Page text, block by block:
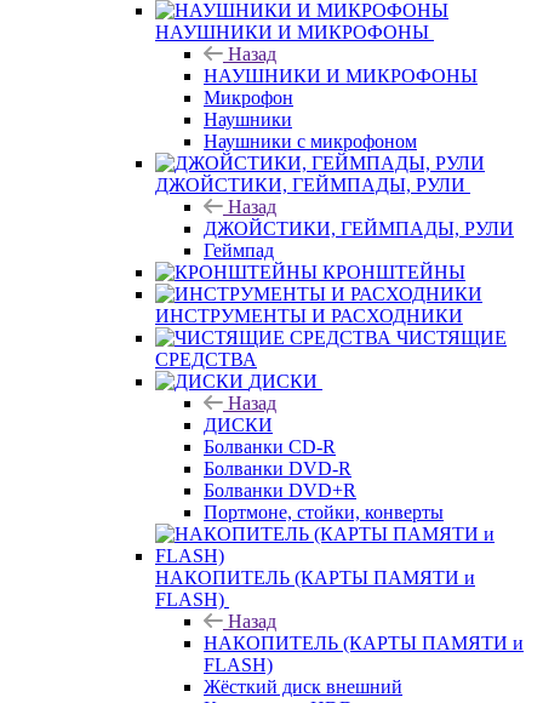
НАУШНИКИ И МИКРОФОНЫ
Назад
НАУШНИКИ И МИКРОФОНЫ
Микрофон
Наушники
Наушники с микрофоном
ДЖОЙСТИКИ, ГЕЙМПАДЫ, РУЛИ
Назад
ДЖОЙСТИКИ, ГЕЙМПАДЫ, РУЛИ
Геймпад
КРОНШТЕЙНЫ
ИНСТРУМЕНТЫ И РАСХОДНИКИ
ЧИСТЯЩИЕ
СРЕДСТВА
ДИСКИ
Назад
ДИСКИ
Болванки CD-R
Болванки DVD-R
Болванки DVD+R
Портмоне, стойки, конверты
НАКОПИТЕЛЬ (КАРТЫ ПАМЯТИ и
FLASH)
Назад
НАКОПИТЕЛЬ (КАРТЫ ПАМЯТИ и
FLASH)
Жёсткий диск внешний